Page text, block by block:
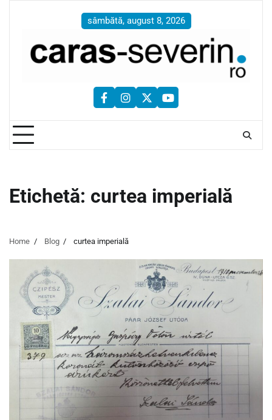
sâmbătă, august 8, 2026
facebookinstagram
twitteryoutube
Etichetă: curtea imperială
Home Blog curtea imperială